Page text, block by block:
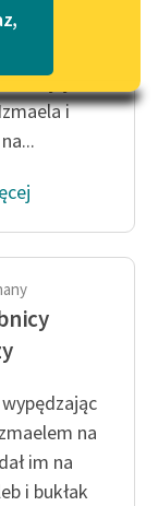
Hagar
pełen
jej na
i
na
im na
i bukłak